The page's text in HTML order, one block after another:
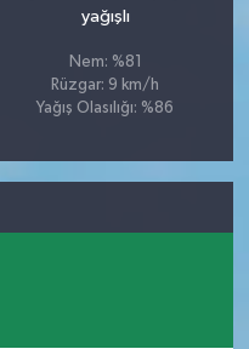
yağışlı
Nem: %81
Rüzgar: 9 km/h
Yağış Olasılığı: %86